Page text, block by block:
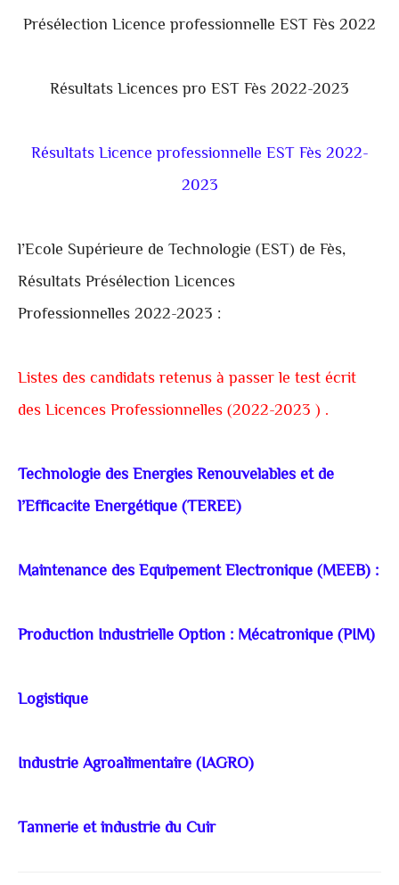
Présélection Licence professionnelle EST Fès 2022
Résultats Licences pro EST Fès 2022-2023
Résultats Licence professionnelle EST Fès 2022-
2023
l’Ecole Supérieure de Technologie (EST) de Fès,
Résultats Présélection Licences
Professionnelles2022-2023 :
Listes des candidats retenus à passer le test écrit
des Licences Professionnelles (2022-2023 ) .
Technologie des Energies Renouvelables et de
l’Efficacite Energétique (TEREE)
Maintenance des Equipement Electronique (MEEB) :
Production Industrielle Option : Mécatronique (PIM)
Logistique
Industrie Agroalimentaire (IAGRO)
Tannerie et industrie du Cuir